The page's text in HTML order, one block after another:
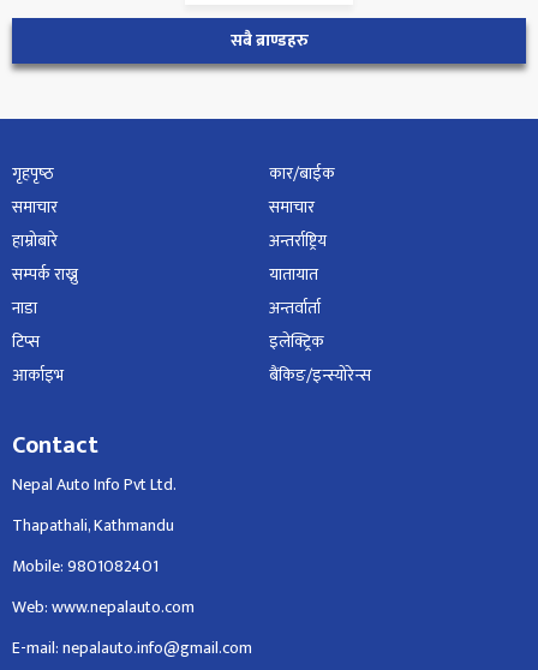
सबै ब्राण्डहरु
गृहपृष्‍ठ
समाचार
हाम्रोबारे
सम्पर्क राख्नु
नाडा
टिप्स
आर्काइभ
कार/बाईक
समाचार
अन्तर्राष्ट्रिय
यातायात
अन्तर्वार्ता
इलेक्ट्रिक
बैंकिङ/इन्स्योरेन्स
Contact
Nepal Auto Info Pvt Ltd.
Thapathali, Kathmandu
Mobile: 9801082401
Web: www.nepalauto.com
E-mail: nepalauto.info@gmail.com